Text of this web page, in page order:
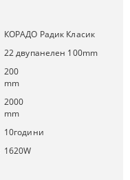
КОРАДО Радик Класик
22 двупанелен 100mm
200
mm
2000
mm
10години
1620W